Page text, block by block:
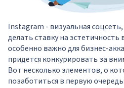
Instagram - визуальная
делать ставку на
особенно важно для бизнес-
придется конкурировать за
Вот несколько элементов, о
позаботиться в первую очередь: